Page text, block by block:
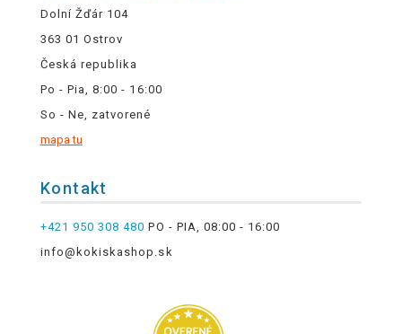
Dolní Žďár 104
363 01 Ostrov
Česká republika
Po - Pia, 8:00 - 16:00
So - Ne, zatvorené
mapa tu
Kontakt
+421 950 308 480 PO - PIA, 08:00 - 16:00
info@kokiskashop.sk